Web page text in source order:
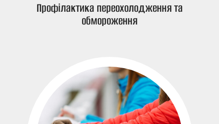
Профілактика переохолодження та
обмороження